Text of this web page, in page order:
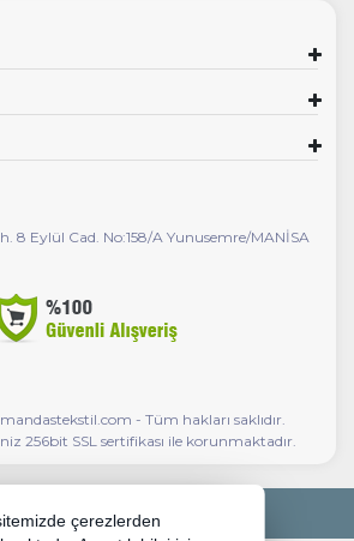
8 Eylül Cad. No:158/A Yunusemre/MANİSA
- Tüm hakları saklıdır.
256bit SSL sertifikası ile korunmaktadır.
E-Ticaret ile hazırlanmıştır.
çerezlerden